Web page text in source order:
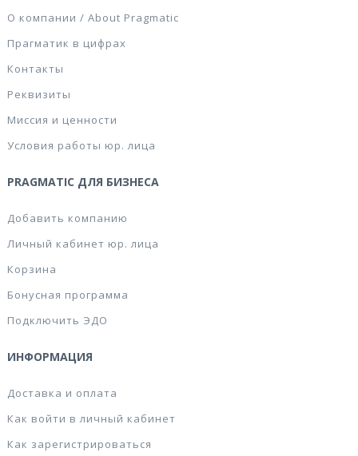
О компании / About Pragmatic
Прагматик в цифрах
Контакты
Реквизиты
Миссия и ценности
Условия работы юр. лица
PRAGMATIC ДЛЯ БИЗНЕСА
Добавить компанию
Личный кабинет юр. лица
Корзина
Бонусная программа
Подключить ЭДО
ИНФОРМАЦИЯ
Доставка и оплата
Как войти в личный кабинет
Как зарегистрироваться